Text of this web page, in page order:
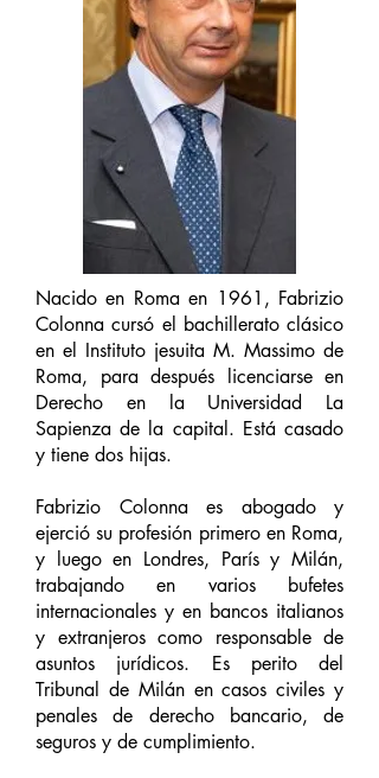
Nacido en Roma en 1961, Fabrizio
Colonna cursó el bachillerato clásico
en el Instituto jesuita M. Massimo de
Roma, para después licenciarse en
Derecho en la Universidad La
Sapienza de la capital. Está casado
y tiene dos hijas.
Fabrizio Colonna es abogado y
ejerció su profesión primero en Roma,
y luego en Londres, París y Milán,
trabajando en varios bufetes
internacionales y en bancos italianos
y extranjeros como responsable de
asuntos jurídicos. Es perito del
Tribunal de Milán en casos civiles y
penales de derecho bancario, de
seguros y de cumplimiento.